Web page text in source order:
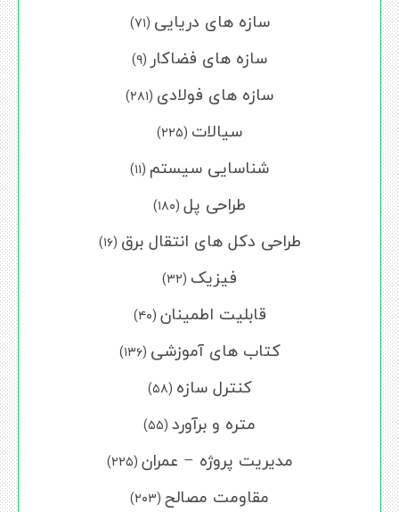
سازه های دریایی (۷۱)
سازه های فضاکار (۹)
سازه های فولادی (۲۸۱)
سیالات (۲۲۵)
شناسایی سیستم (۱۱)
طراحی پل (۱۸۰)
طراحی دکل های انتقال برق (۱۶)
فیزیک (۳۲)
قابلیت اطمینان (۴۰)
کتاب های آموزشی (۱۳۶)
کنترل سازه (۵۸)
متره و برآورد (۵۵)
مدیریت پروژه – عمران (۲۲۵)
مقاومت مصالح (۲۰۳)